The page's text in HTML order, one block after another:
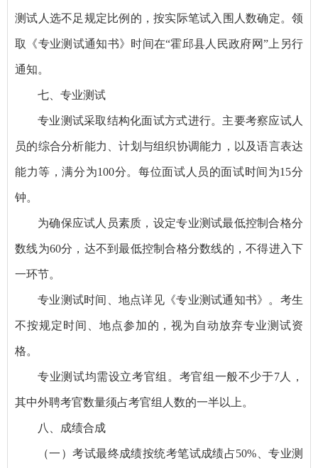
测试人选不足规定比例的，按实际笔试入围人数确定。领
取《专业测试通知书》时间在“霍邱县人民政府网”上另行
通知。
七、专业测试
专业测试采取结构化面试方式进行。主要考察应试人
员的综合分析能力、计划与组织协调能力，以及语言表达
能力等，满分为100分。每位面试人员的面试时间为15分
钟。
为确保应试人员素质，设定专业测试最低控制合格分
数线为60分，达不到最低控制合格分数线的，不得进入下
一环节。
专业测试时间、地点详见《专业测试通知书》。考生
不按规定时间、地点参加的，视为自动放弃专业测试资
格。
专业测试均需设立考官组。考官组一般不少于7人，
其中外聘考官数量须占考官组人数的一半以上。
八、成绩合成
（一）考试最终成绩按统考笔试成绩占50%、专业测